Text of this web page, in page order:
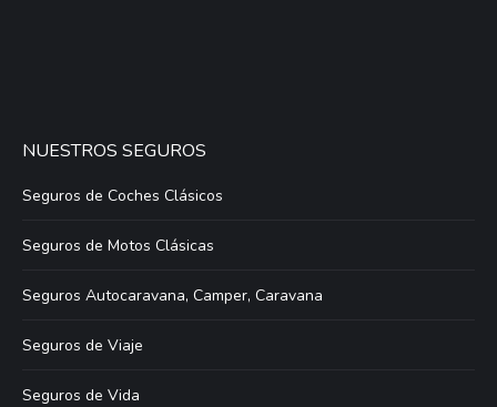
NUESTROS SEGUROS
Seguros de Coches Clásicos
Seguros de Motos Clásicas
Seguros Autocaravana, Camper, Caravana
Seguros de Viaje
Seguros de Vida